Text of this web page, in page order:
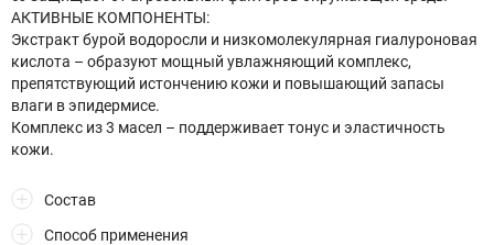
АКТИВНЫЕ КОМПОНЕНТЫ:
Экстракт бурой водоросли и низкомолекулярная гиалуроновая
кислота – образуют мощный увлажняющий комплекс,
препятствующий истончению кожи и повышающий запасы
влаги в эпидермисе.
Комплекс из 3 масел – поддерживает тонус и эластичность
кожи.
Состав
Способ применения